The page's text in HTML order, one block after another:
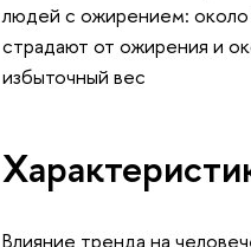
людей с ожирением: около
страдают от ожирения и
избыточный вес
Влияние тренда на